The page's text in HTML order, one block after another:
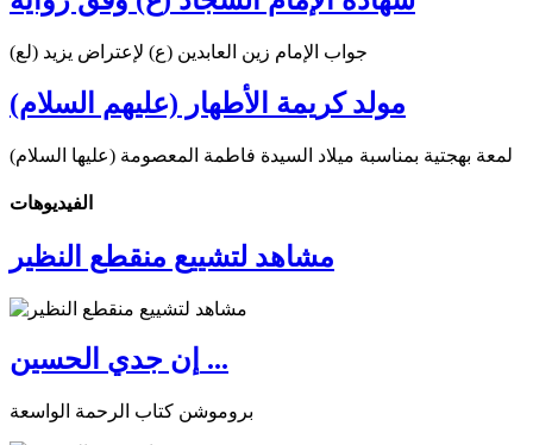
جواب الإمام زين العابدين (ع) لإعتراض يزيد (لع)
مولد كريمة الأطهار (عليهم السلام)
لمعة بهجتية بمناسبة ميلاد السيدة فاطمة المعصومة (عليها السلام)
الفیدیوهات
مشاهد لتشييع منقطع النظير
إن جدي الحسين ...
بروموشن كتاب الرحمة الواسعة